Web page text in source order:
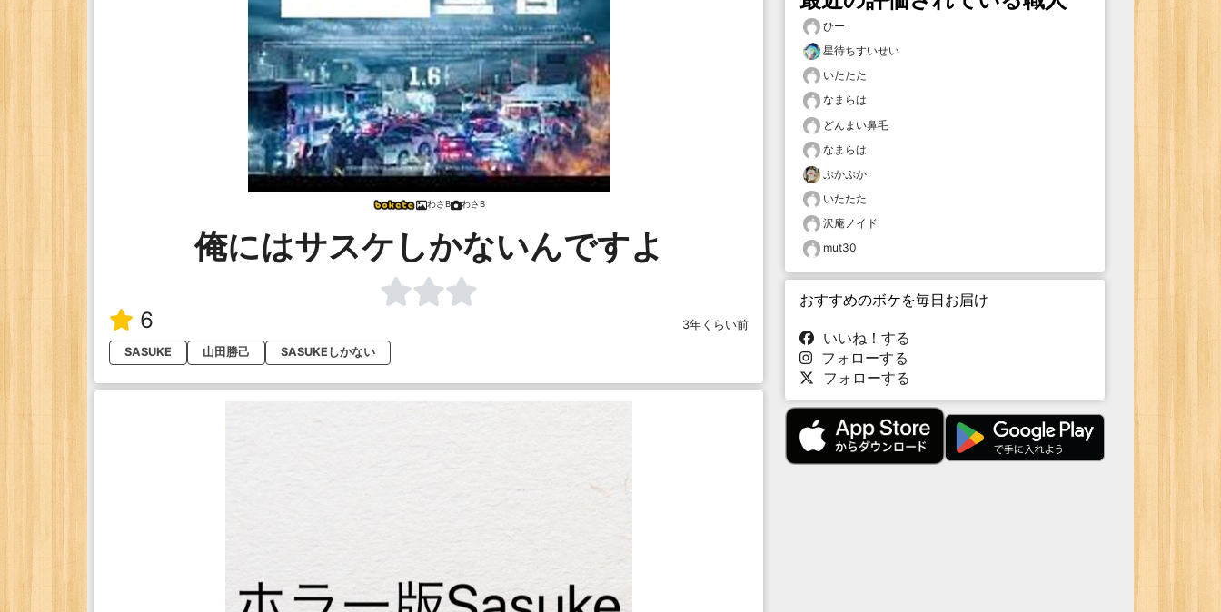
わさB わさB
俺にはサスケしかないんですよ
6
3年くらい前
SASUKE
山田勝己 SASUKEしかない
ひー
星待ちすいせい
いたたた
なまらは
どんまい鼻毛
なまらは
ぷかぷか
いたたた
沢庵ノイド
mut30
おすすめのボケを毎日お届け
いいね！する
フォローする
フォローする